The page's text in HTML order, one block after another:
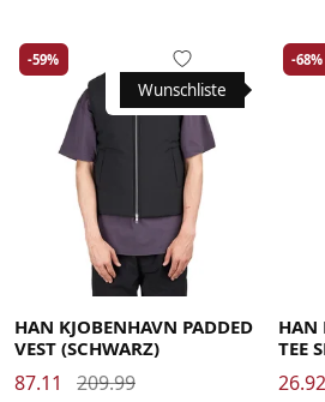
MediumX-Large
Wunschliste
-59%
HAN KJOBENHAVN PADDED
VEST (SCHWARZ)
87.11 209.99
-68%
HAN
TEE
26.92